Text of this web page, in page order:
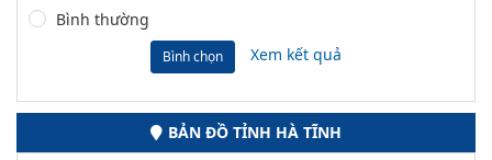
Bình thường
Bình chọn Xem kết quả
BẢN ĐỒ TỈNH HÀ TĨNH